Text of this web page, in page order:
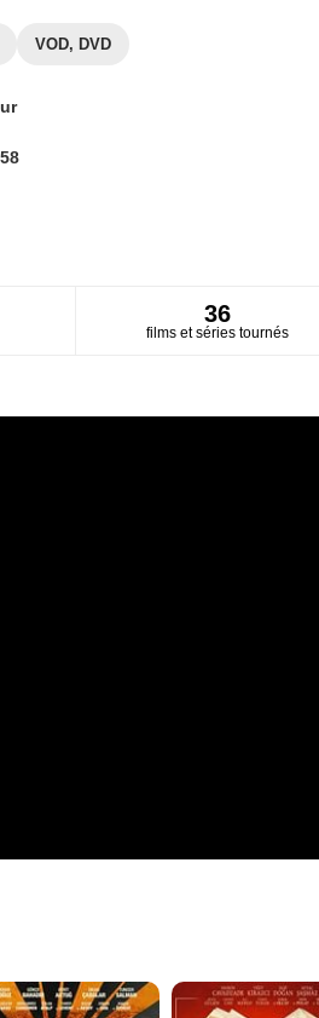
VOD, DVD
36
films et séries tournés